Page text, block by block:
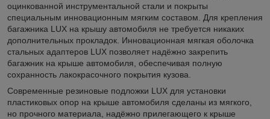
оцинкованной инструментальной стали и покрыты
специальным инновационным мягким составом. Для крепления
багажника LUX на крышу автомобиля не требуется никаких
дополнительных прокладок. Инновационная мягкая оболочка
стальных адаптеров LUX позволяет надёжно закрепить
багажник на крыше автомобиля, обеспечивая полную
сохранность лакокрасочного покрытия кузова.
Современные резиновые подложки LUX для установки
пластиковых опор на крыше автомобиля сделаны из мягкого,
но прочного материала, надёжно прилегающего к крыше